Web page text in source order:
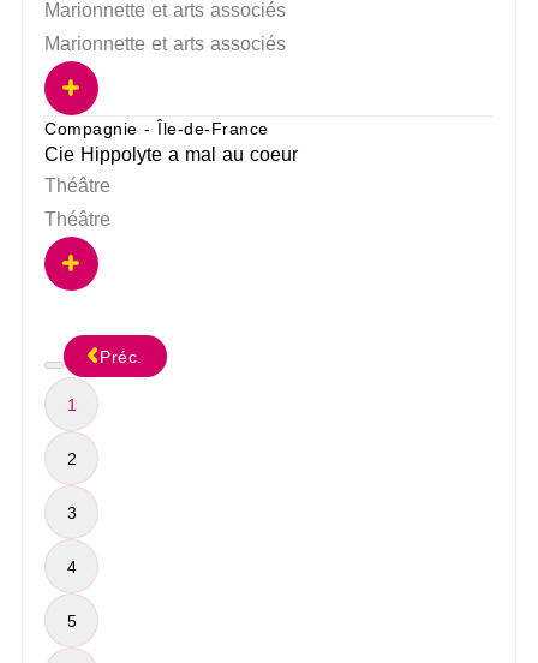
Marionnette et arts associés
Marionnette et arts associés
Compagnie - Île-de-France
Cie Hippolyte a mal au coeur
Théâtre
Théâtre
Préc.
1
2
3
4
5